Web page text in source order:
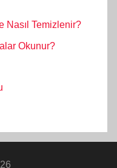
Nasıl Temizlenir?
Okunur?